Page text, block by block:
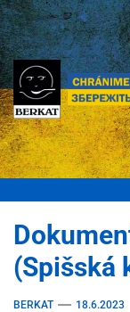
Skip
to
the
content
Chránime životy!
перемоги!
(Spišská
BERKAT 18.6.2023